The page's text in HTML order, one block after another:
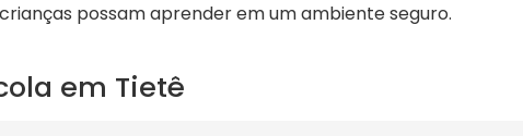
possam aprender em um ambiente seguro.
em Tietê